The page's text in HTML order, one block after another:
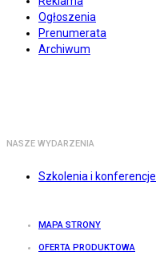
Ogłoszenia
Prenumerata
Archiwum
NASZE WYDARZENIA
Szkolenia i konferencje
MAPA STRONY
OFERTA PRODUKTOWA